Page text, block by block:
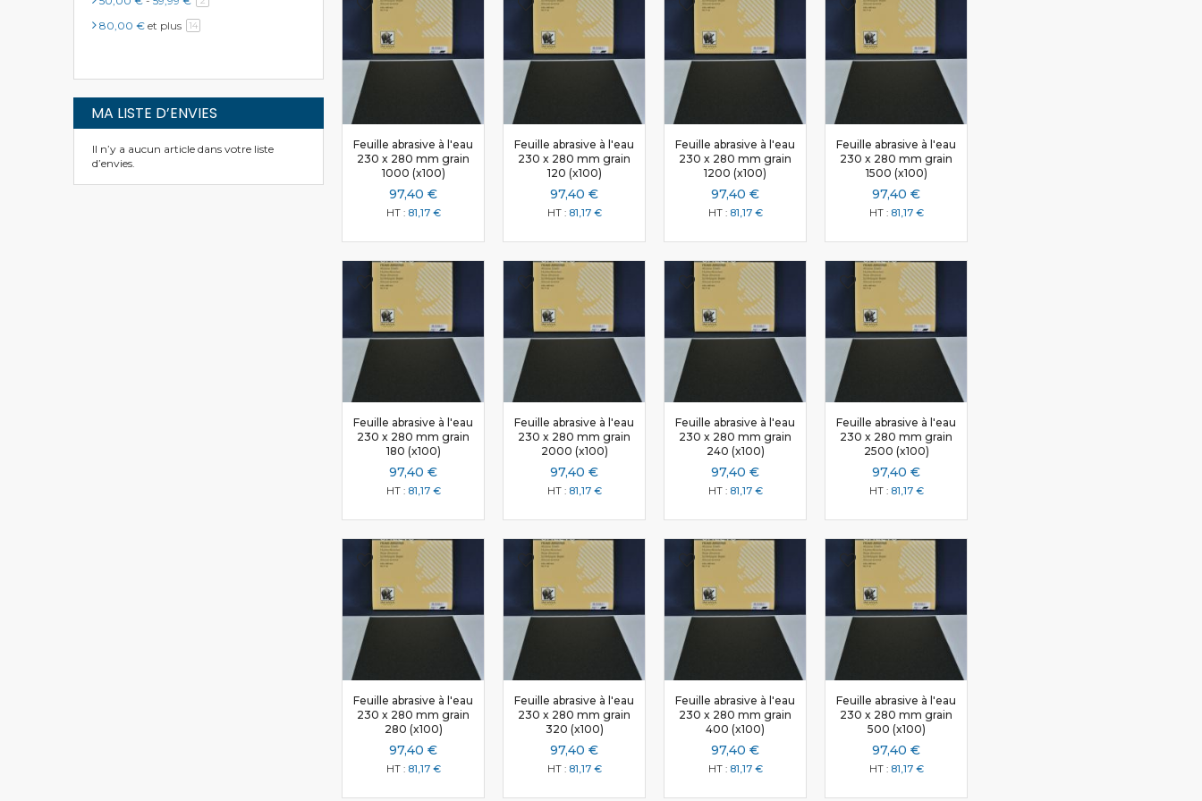
Les carbones et aramides
Les quadriaxiaux
Les mats poudres
Les mats émulsions
Les fils de projection
Les feutres
Les complexes Mat/Roving
Les bibiais
Les additifs/charges
Les styrènes
Les inhibiteurs
Les charges
Les catalyseurs
Les accélérateurs
Les âmes structurelles
Les plaques PU
Les nids d'abeilles
Les apprêts polyester
Les gelcoats/Topcoats/Pigments
Les Gelcoat
Les Gelcoat pour moule
Les semi-permanents
Les nettoyants
Les démoulants en pâte
Les démoulants liquides
Les solvants
Moulage/Modelage
Les silicones
Les silicones polycondensation
Les catalyseurs
Les produits pour modelage
Les plastilines
Feuille abrasive à l'eau
230 x 280 mm grain
1000 (x100)
97,40 €
81,17 €
Feuille abrasive à l'eau
230 x 280 mm grain
120 (x100)
97,40 €
81,17 €
Feuille abrasive à l'eau
230 x 280 mm grain
1200 (x100)
97,40 €
81,17 €
Feuille abrasive à l'eau
230 x 280 mm grain
1500 (x100)
97,40 €
81,17 €
Feuille abrasive à l'eau
230 x 280 mm grain
180 (x100)
97,40 €
81,17 €
Feuille abrasive à l'eau
230 x 280 mm grain
2000 (x100)
97,40 €
81,17 €
Feuille abrasive à l'eau
230 x 280 mm grain
240 (x100)
97,40 €
81,17 €
Feuille abrasive à l'eau
230 x 280 mm grain
2500 (x100)
97,40 €
81,17 €
Feuille abrasive à l'eau
230 x 280 mm grain
280 (x100)
97,40 €
81,17 €
Feuille abrasive à l'eau
230 x 280 mm grain
320 (x100)
97,40 €
81,17 €
Feuille abrasive à l'eau
230 x 280 mm grain
400 (x100)
97,40 €
81,17 €
Feuille abrasive à l'eau
230 x 280 mm grain
500 (x100)
97,40 €
81,17 €
80,00 € et plus 14article
MA LISTE D’ENVIES
Il n’y a aucun article dans votre liste
d’envies.